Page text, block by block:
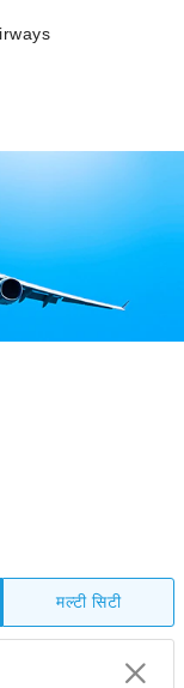
मल्टी सिटी